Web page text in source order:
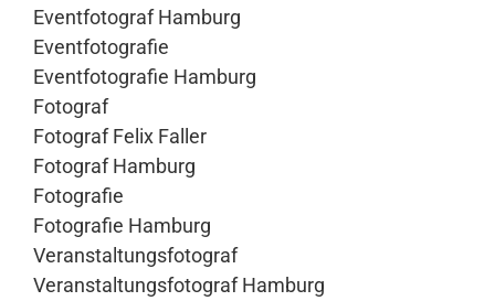
Eventfotograf Hamburg
Eventfotografie
Eventfotografie Hamburg
Fotograf
Fotograf Felix Faller
Fotograf Hamburg
Fotografie
Fotografie Hamburg
Veranstaltungsfotograf
Veranstaltungsfotograf Hamburg